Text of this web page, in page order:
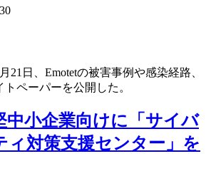
21日、Emotetの被害事例や感染経路、
ペーパーを公開した。
中小企業向けに「サイバ
ィ対策支援センター」を